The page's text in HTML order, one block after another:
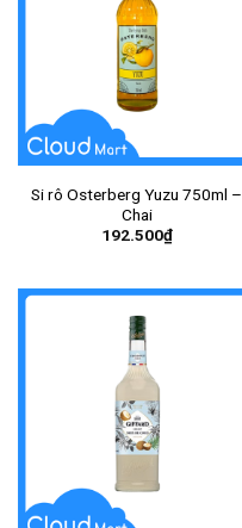
Si rô Osterberg Yuzu 750ml –
Chai
192.500₫